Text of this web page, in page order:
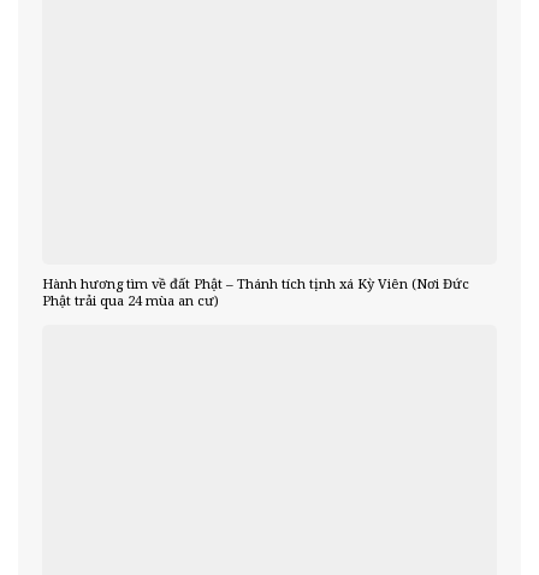
Hành hương tìm về đất Phật – Thánh tích tịnh xá Kỳ Viên (Nơi Đức
Phật trải qua 24 mùa an cư)